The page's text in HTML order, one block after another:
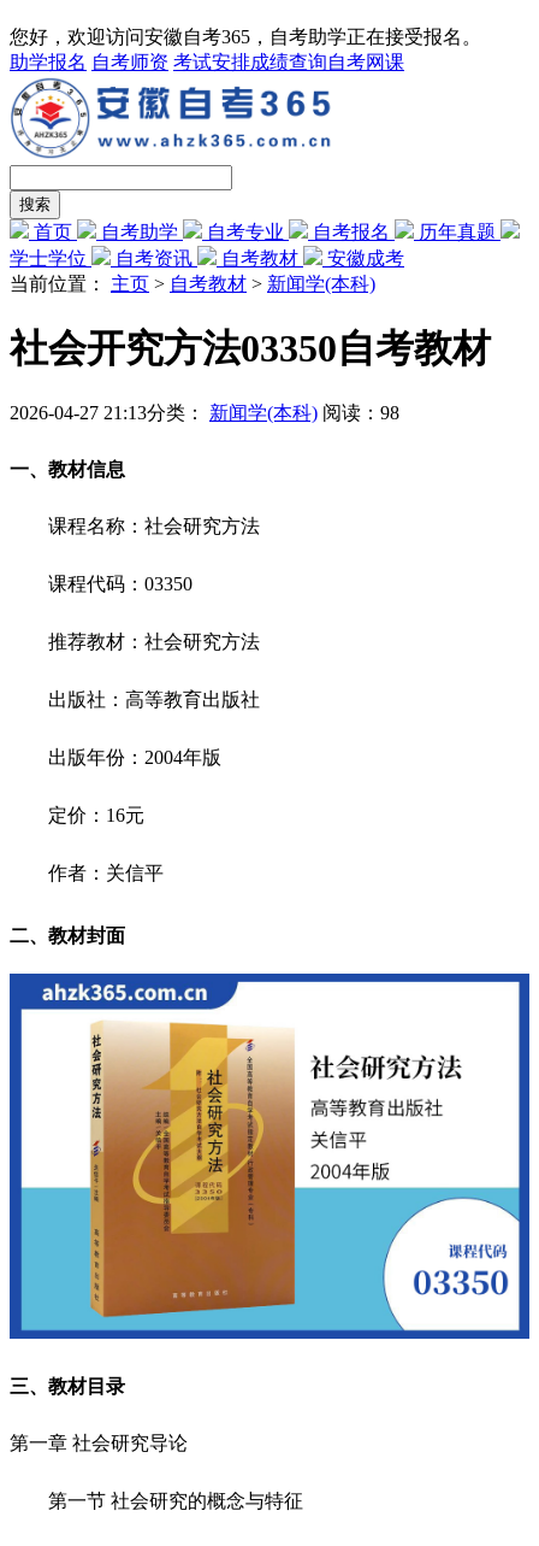
您好，欢迎访问安徽自考365，自考助学正在接受报名。
助学报名 自考师资 考试安排成绩查询自考网课
首页 自考助学 自考专业 自考报名
历年真题
学士学位
自考资讯 自考教材
安徽成考
当前位置： 主页 > 自考教材 > 新闻学(本科)
社会开究方法03350自考教材
2026-04-27 21:13分类： 新闻学(本科) 阅读： 98
一、教材信息
课程名称：社会研究方法
课程代码：03350
推荐教材：社会研究方法
出版社：高等教育出版社
出版年份：2004年版
定价：16元
作者：关信平
二、教材封面
三、教材目录
第一章 社会研究导论
第一节 社会研究的概念与特征